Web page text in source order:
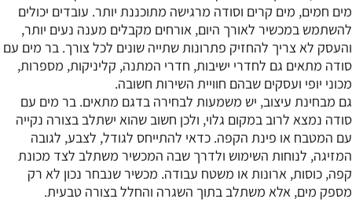
מים חמים, מים קרים וסודה מרגישה מתוכננת יותר. עובדים יכולים
להשתמש במכשיר לאורך היום, אורחים מקבלים מענה נעים יותר,
והעסק לא צריך להחזיק פתרונות שתייה שונים לכל צורך. בר מים עם
סודה מתאים גם לחדרי ישיבות, חדרי המתנה, קליניקות, מספרות,
מכוני יופי ועסקים שבהם חוויית השירות חשובה.
גם מבחינת עיצוב, יש משמעות לבחירה בדגם מתאים. בר מים עם
סודה נמצא לרוב במקום גלוי, ולכן חשוב שהוא ישתלב בצורה נקייה
עם המטבח או פינת הקפה. כדאי להתייחס לגודל, לצבע, לגובה
המזיגה, לנוחות השימוש ולדרך שבה המכשיר משתלב לצד מכונת
קפה, כוסות, ארונות או משטח עבודה. מכשיר שנבחר נכון לא רק
מספק מים, אלא משתלב בתוך השגרה והחלל בצורה טבעית.